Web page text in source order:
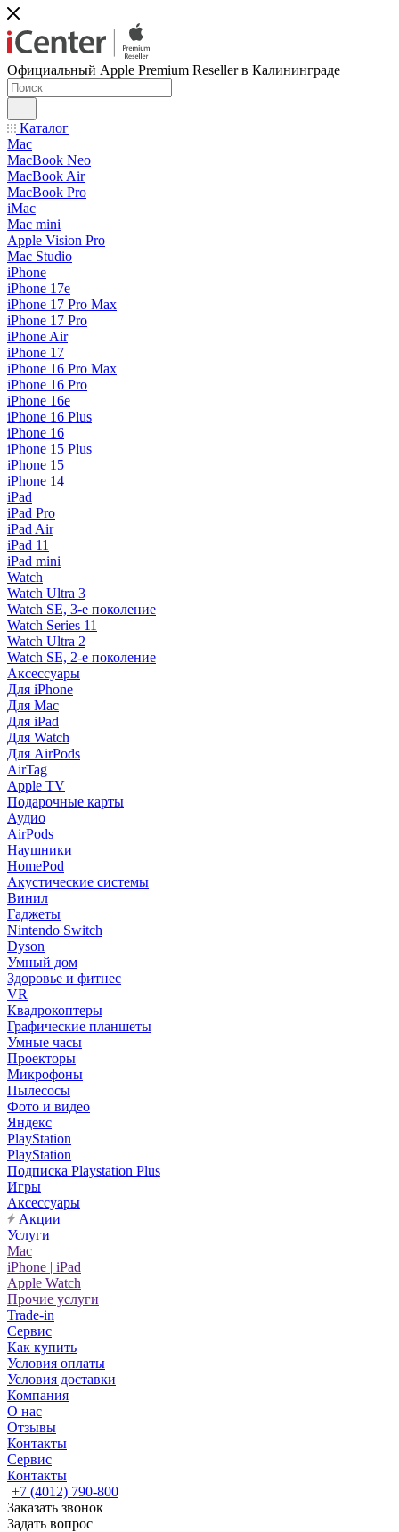
Официальный Apple Premium Reseller в Калининграде
Каталог
Mac
MacBook Neo
MacBook Air
MacBook Pro
iMac
Mac mini
Apple Vision Pro
Mac Studio
iPhone
iPhone 17e
iPhone 17 Pro Max
iPhone 17 Pro
iPhone Air
iPhone 17
iPhone 16 Pro Max
iPhone 16 Pro
iPhone 16e
iPhone 16 Plus
iPhone 16
iPhone 15 Plus
iPhone 15
iPhone 14
iPad
iPad Pro
iPad Air
iPad 11
iPad mini
Watch
Watch Ultra 3
Watch SE, 3-е поколение
Watch Series 11
Watch Ultra 2
Watch SE, 2-е поколение
Аксессуары
Для iPhone
Для Mac
Для iPad
Для Watch
Для AirPods
AirTag
Apple TV
Подарочные карты
Аудио
AirPods
Наушники
HomePod
Акустические системы
Винил
Гаджеты
Nintendo Switch
Dyson
Умный дом
Здоровье и фитнес
VR
Квадрокоптеры
Графические планшеты
Умные часы
Проекторы
Микрофоны
Пылесосы
Фото и видео
Яндекс
PlayStation
PlayStation
Подписка Playstation Plus
Игры
Аксессуары
Акции
Услуги
Mac
iPhone | iPad
Apple Watch
Прочие услуги
Trade-in
Сервис
Как купить
Условия оплаты
Условия доставки
Компания
О нас
Отзывы
Контакты
Сервис
Контакты
+7 (4012) 790-800
Заказать звонок
Задать вопрос